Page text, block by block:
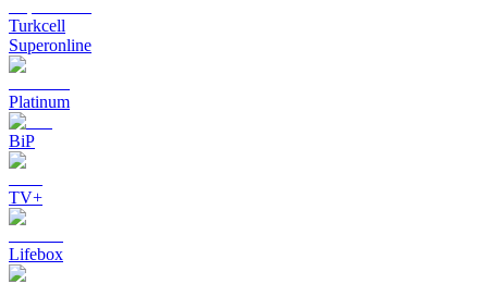
Turkcell
Superonline
Platinum
BiP
TV+
Lifebox